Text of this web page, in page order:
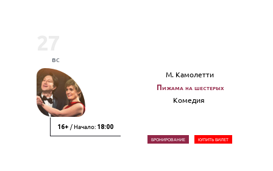
вс
16+ / Начало: 18:00
М. Камолетти
Пижама на шестерых
Комедия
БРОНИРОВАНИЕ КУПИТЬ БИЛЕТ